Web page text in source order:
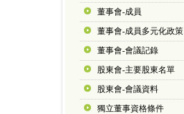
董事會-成員
董事會-成員多元化政策
董事會-會議記錄
股東會-主要股東名單
股東會-會議資料
獨立董事資格條件